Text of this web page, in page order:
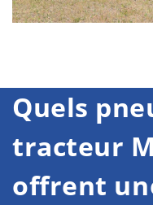
Quels
tracteur
offrent